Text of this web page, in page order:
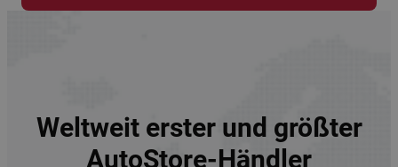
Weltweit erster und größter
AutoStore-Händler